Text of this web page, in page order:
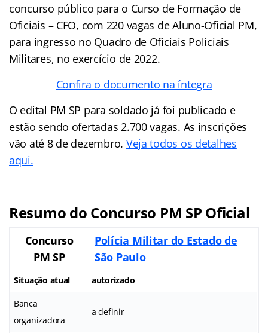
concurso público para o Curso de Formação de
Oficiais – CFO, com 220 vagas de Aluno-Oficial PM,
para ingresso no Quadro de Oficiais Policiais
Militares, no exercício de 2022.
Confira o documento na íntegra
O edital PM SP para soldado já foi publicado e
estão sendo ofertadas 2.700 vagas. As inscrições
vão até 8 de dezembro. Veja todos os detalhes
aqui.
Resumo do Concurso PM SP Oficial
Concurso
PM SP
Polícia Militar do Estado de
São Paulo
Situação atual autorizado
Banca
organizadora
a definir